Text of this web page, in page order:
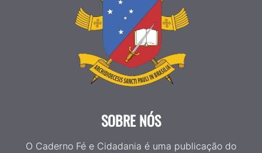
SOBRE NÓS
O Caderno Fé e Cidadania é uma publicação do